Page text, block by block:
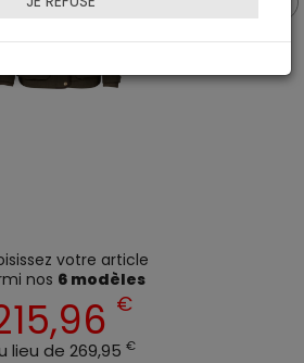
votre article
nos 6 modèles
€
lieu de 269,95 €